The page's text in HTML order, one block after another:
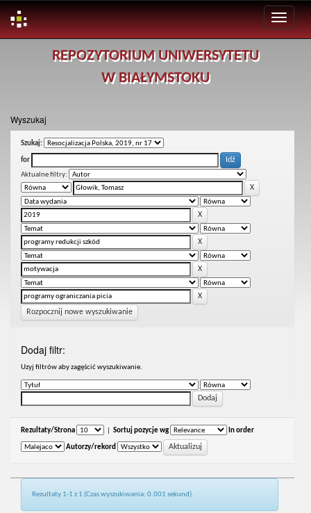
REPOZYTORIUM UNIWERSYTETU
W BIAŁYMSTOKU
Wyszukaj
Szukaj:
for
Aktualne filtry:
Rozpocznij nowe wyszukiwanie
Dodaj filtr:
Uzyj filtrów aby zagęścić wyszukiwanie.
Rezultaty/Strona Sortuj pozycje wg In order
Autorzy/rekord
Rezultaty 1-1 z 1 (Czas wyszukiwania: 0.001 sekund).